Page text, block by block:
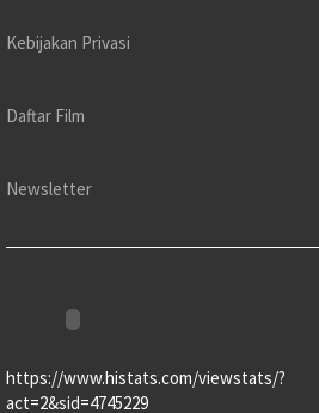
Kebijakan Privasi
Daftar Film
Newsletter
https://www.histats.com/viewstats/?
act=2&sid=4745229